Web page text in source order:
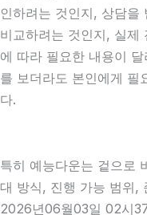
인하려는 것인지, 상담을
비교하려는 것인지, 실제
에 따라 필요한 내용이
를 보더라도 본인에게 필
다.
특히 예능다운는 겉으로
대 방식, 진행 가능 범위,
2026년06월03일 02시